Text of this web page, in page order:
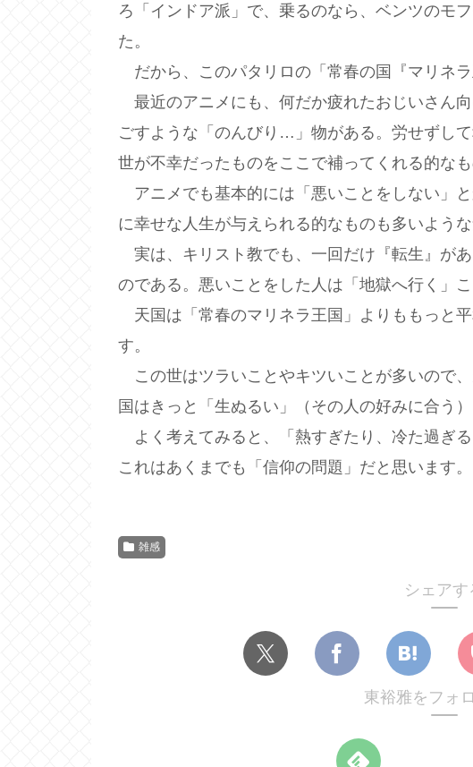
ろ「インドア派」で、乗るのなら、ベンツのモ
た。
だから、このパタリロの「常春の国『マリネラ
最近のアニメにも、何だか疲れたおじいさん
ごすような「のんびり…」物がある。労せずし
世が不幸だったものをここで補ってくれる的なも
アニメでも基本的には「悪いことをしない」
に幸せな人生が与えられる的なものも多いような
実は、キリスト教でも、一回だけ『転生』が
のである。悪いことをした人は「地獄へ行く」
天国は「常春のマリネラ王国」よりももっと
す。
この世はツラいことやキツいことが多いので
国はきっと「生ぬるい」（その人の好みに合う
よく考えてみると、「熱すぎたり、冷た過ぎ
これはあくまでも「信仰の問題」だと思います。
雑感
シェアす
東裕雅をフォ